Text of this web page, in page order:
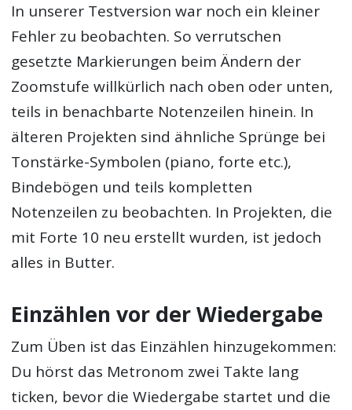
In unserer Testversion war noch ein kleiner
Fehler zu beobachten. So verrutschen
gesetzte Markierungen beim Ändern der
Zoomstufe willkürlich nach oben oder unten,
teils in benachbarte Notenzeilen hinein. In
älteren Projekten sind ähnliche Sprünge bei
Tonstärke-Symbolen (piano, forte etc.),
Bindebögen und teils kompletten
Notenzeilen zu beobachten. In Projekten, die
mit Forte 10 neu erstellt wurden, ist jedoch
alles in Butter.
Einzählen vor der Wiedergabe
Zum Üben ist das Einzählen hinzugekommen:
Du hörst das Metronom zwei Takte lang
ticken, bevor die Wiedergabe startet und die